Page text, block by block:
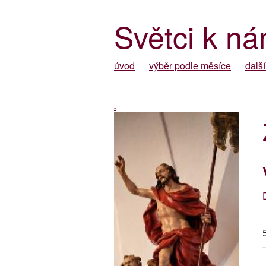
Světci k
úvod výběr podle měsíce
-